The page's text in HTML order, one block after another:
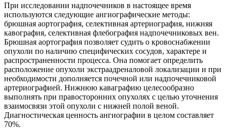
При исследовании надпочечников в настоящее время
используются следующие ангиографические методы:
брюшная аортография, селективная артериография, нижняя
кавография, селективная флебография надпочечниковых вен.
Брюшная аортография позволяет судить о кровоснабжении
опухоли по наличию специфических сосудов, характере и
распространенности процесса. Она помогает определить
расположение опухоли экстраадреналовой локализации и при
необходимости дополняется почечной или надпочечниковой
артериографией. Нижнюю каваграфию целесообразно
выполнять при правосторонних опухолях с целью уточнения
взаимосвязи этой опухоли с нижней полой веной.
Диагностическая ценность ангиографии в целом составляет
70%.